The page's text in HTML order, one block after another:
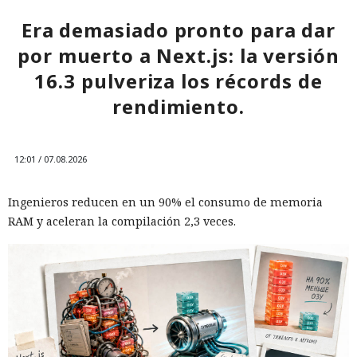
Era demasiado pronto para dar
por muerto a Next.js: la versión
16.3 pulveriza los récords de
rendimiento.
12:01 / 07.08.2026
Ingenieros reducen en un 90% el consumo de memoria
RAM y aceleran la compilación 2,3 veces.